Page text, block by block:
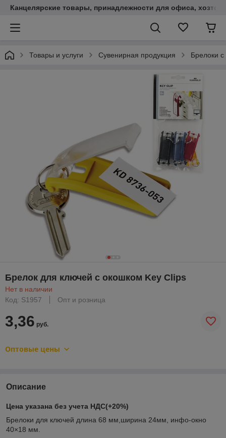
Канцелярские товары, принадлежности для офиса,
Товары и услуги Сувенирная продукция Брелоки
Брелок для ключей с окошком Key Clips
Нет в наличии
Код: S1957
Опт и розница
3,36 руб.
Оптовые цены
Описание
Цена указана без учета НДС(+20%)
Брелоки для ключей длина 68 мм,ширина 24мм, инфо-окно
40×18 мм.